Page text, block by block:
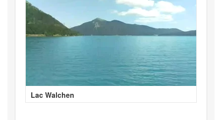
Lac Walchen